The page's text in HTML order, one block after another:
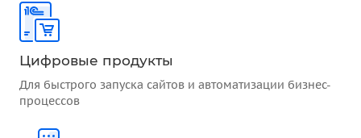
Цифровые продукты
Для быстрого запуска сайтов и автоматизации бизнес-
процессов